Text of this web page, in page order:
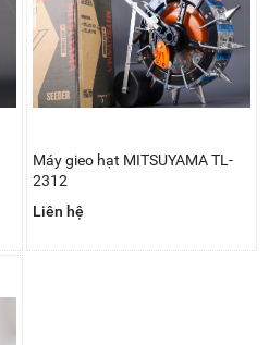
Máy gieo hạt MITSUYAMA TL-
2312
Liên hệ